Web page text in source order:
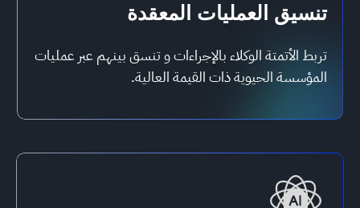
تنسيق العمليات المعقدة
تربط الأتمتة الوكلاء بالإجراءات و تنسق بينهم عبر عمليات
المؤسسة الحيوية ذات القيمة العالية.